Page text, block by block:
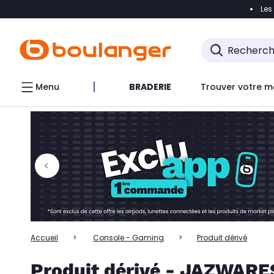
Accéder
Accéder directement au chatbot
Menu BRADERIE Trouver votre
Accueil Console - Gaming Produit dérivé